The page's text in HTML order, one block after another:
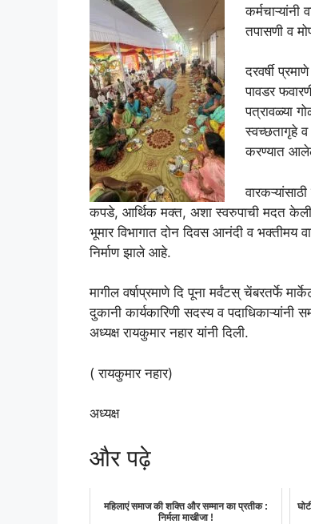
तपासणी व
दरवर्षी
पावडर
पत्रावळ्या
स्वच्छतागृहे व
करण्यात
कपडे, आर्थिक मक्त, अशा स्वरुपाची मदत केली
भूमार विभागात दोन दिवस आनंदी व भक्तीमय
निर्माण झाले आहे.
मागील वर्षाप्रमाणे दि पूना मर्वंटस् चेंबरतर्फे
दुकानी कार्यकारिणी सदस्य व
अध्यक्ष रायकुमार नहार यांनी दिली.
( रायकुमार नहार)
अध्यक्ष
और पढ़े
महिलाएं समाज की शक्ति और सम्मान का प्रतीक :
निर्मला माखीजा !